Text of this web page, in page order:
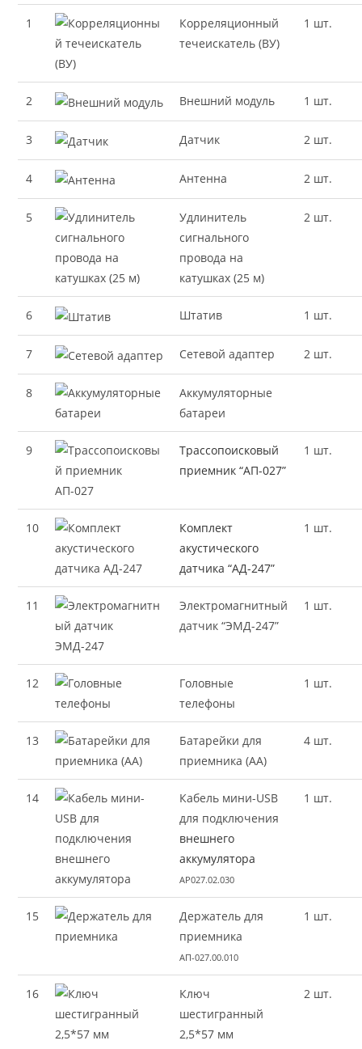
1
Корреляционный
течеискатель (ВУ)
1 шт.
2 Внешний модуль 1 шт.
3 Датчик 2 шт.
4 Антенна 2 шт.
5
Удлинитель
сигнального
провода на
катушках (25 м)
2 шт.
6 Штатив 1 шт.
7 Сетевой адаптер 2 шт.
8
Аккумуляторные
батареи
9
Трассопоисковый
приемник “АП-027”
1 шт.
10
Комплект
акустического
датчика “АД-247”
1 шт.
11
Электромагнитный
датчик “ЭМД-247”
1 шт.
12
Головные
телефоны
1 шт.
13
Батарейки для
приемника (AA)
4 шт.
14
Кабель мини-USB
для подключения
внешнего
аккумулятора
AP027.02.030
1 шт.
15
Держатель для
приемника
АП-027.00.010
1 шт.
16
Ключ
шестигранный
2,5*57 мм
2 шт.